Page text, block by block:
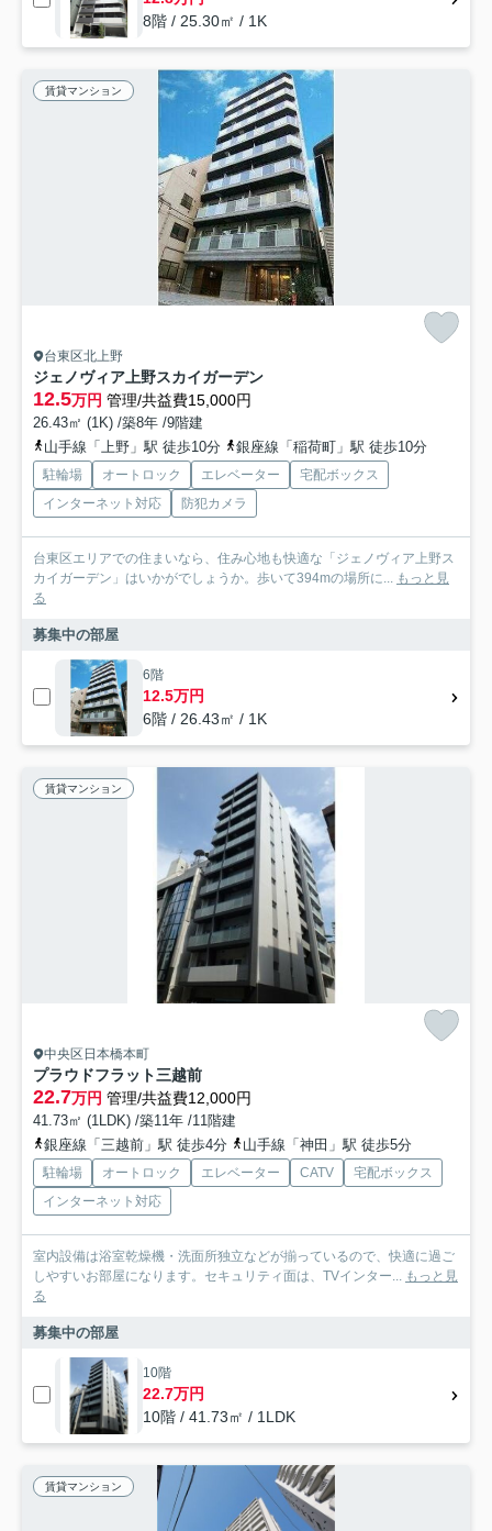
8階 / 25.30㎡ / 1K
賃貸マンション
台東区北上野
ジェノヴィア上野スカイガーデン
12.5万円 管理/共益費15,000円
26.43㎡ (1K) /築8年 /9階建
山手線「上野」駅 徒歩10分
銀座線「稲荷町」駅 徒歩10分
駐輪場 オートロック エレベーター
宅配ボックス
インターネット対応
防犯カメラ
台東区エリアでの住まいなら、住み心地も快適な「ジェノヴィア上野ス
カイガーデン」はいかがでしょうか。歩いて394mの場所に...
もっと見
る
募集中の部屋
6階
12.5万円
6階 / 26.43㎡ / 1K
賃貸マンション
中央区日本橋本町
プラウドフラット三越前
22.7万円 管理/共益費12,000円
41.73㎡ (1LDK) /築11年 /11階建
銀座線「三越前」駅 徒歩4分
山手線「神田」駅 徒歩5分
駐輪場 オートロック エレベーター CATV
宅配ボックス
インターネット対応
室内設備は浴室乾燥機・洗面所独立などが揃っているので、快適に過ご
しやすいお部屋になります。セキュリティ面は、TVインター...
もっと見
る
募集中の部屋
10階
22.7万円
10階 / 41.73㎡ / 1LDK
賃貸マンション